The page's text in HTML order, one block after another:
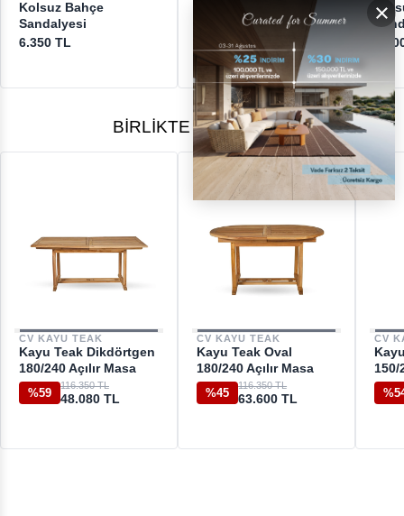
Kolsuz Bahçe
Sandalyesi
6.350 TL
5.250 TL
BIRLIKTE ALINANLAR
CV KAYU TEAK
Kayu Teak Dikdörtgen
180/240 Açılır Masa
%59
116.350 TL
48.080 TL
CV KAYU TEAK
Kayu Teak Oval
180/240 Açılır Masa
%45
116.350 TL
63.600 TL
CV
150/
×